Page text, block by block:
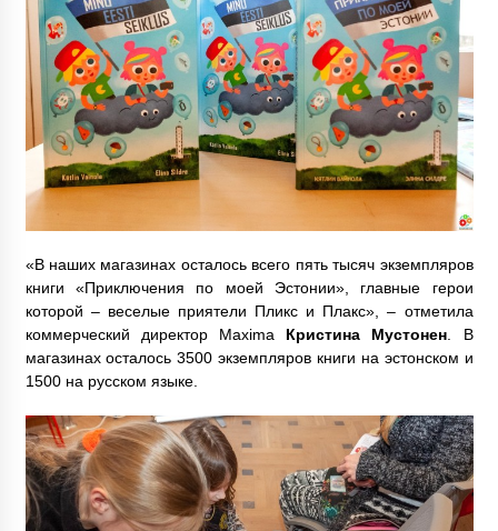
«В наших магазинах осталось всего пять тысяч экземпляров
книги «Приключения по моей Эстонии», главные герои
которой – веселые приятели Пликс и Плакс», – отметила
коммерческий директор Maxima Кристина Мустонен . В
магазинах осталось 3500 экземпляров книги на эстонском и
1500 на русском языке.